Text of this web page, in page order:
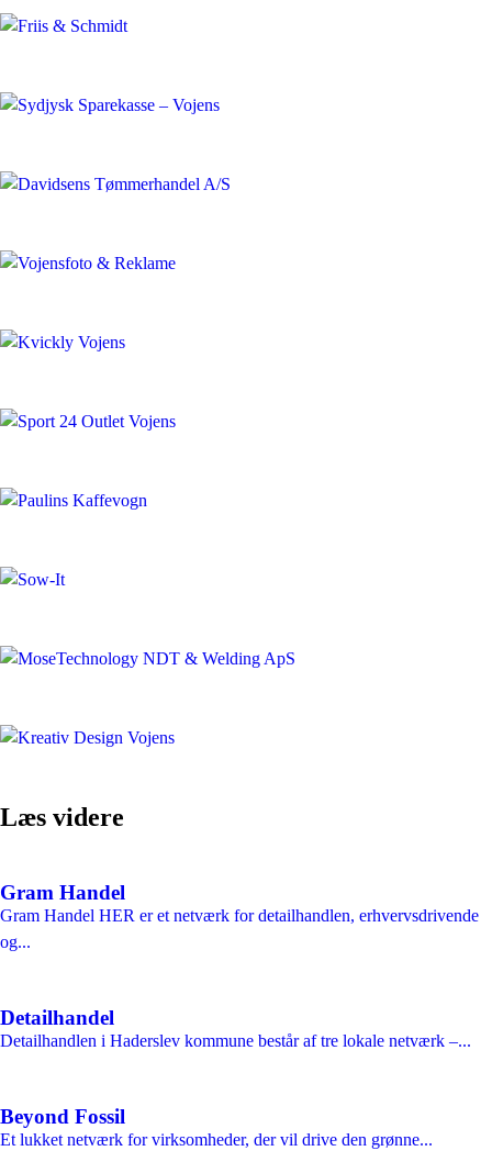
Læs videre
Gram Handel
Gram Handel HER er et netværk for detailhandlen, erhvervsdrivende
og...
Detailhandel
Detailhandlen i Haderslev kommune består af tre lokale netværk –...
Beyond Fossil
Et lukket netværk for virksomheder, der vil drive den grønne...